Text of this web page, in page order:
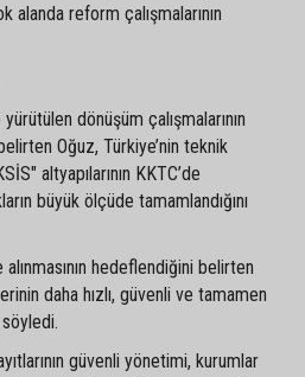
alanda reform çalışmalarının
dönüşüm çalışmalarının
Oğuz, Türkiye’nin teknik
altyapılarının KKTC’de
büyük ölçüde tamamlandığını
hedeflendiğini belirten
daha hızlı, güvenli ve tamamen
güvenli yönetimi, kurumlar